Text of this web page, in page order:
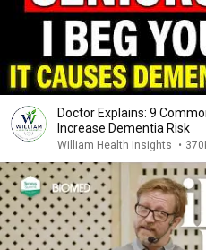
Doctor Explains: 9
Increase Dementia Risk
William Health Insights •